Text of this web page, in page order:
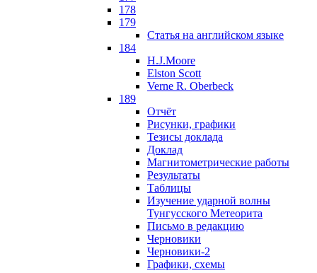
178
179
Статья на английском языке
184
H.J.Moore
Elston Scott
Verne R. Oberbeck
189
Отчёт
Рисунки, графики
Тезисы доклада
Доклад
Магнитометрические работы
Результаты
Таблицы
Изучение ударной волны
Тунгусского Метеорита
Письмо в редакцию
Черновики
Черновики-2
Графики, схемы